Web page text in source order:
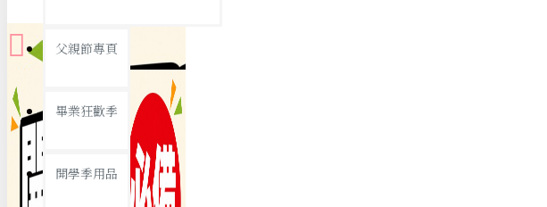
19元專區
父親節專頁
畢業狂歡季
開學季用品